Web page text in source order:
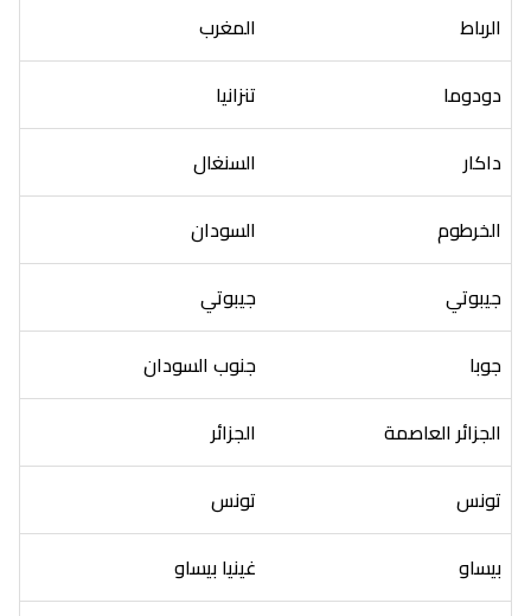
الرباط
المغرب
دودوما
تنزانيا
داكار
السنغال
الخرطوم
السودان
جيبوتي
جيبوتي
جوبا
جنوب السودان
الجزائر العاصمة
الجزائر
تونس
تونس
بيساو
غينيا بيساو